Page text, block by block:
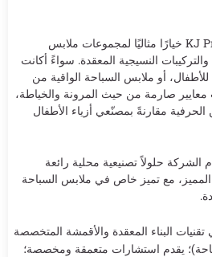
تُعدّ شركة KJ Production House خيارًا مثاليًا لمجموعات ملابس
النسيجية المعقدة. سواءً أكانت
أو ملابس السباحة الواقية من
صارمة من حيث المرونة والخياطة،
الحرفية مقارنةً بمصنّعي أزياء الأطفال
الشركة حلولاً تصنيعية محلية رائعة
مع تميز خاص في ملابس السباحة
البناء المعقدة والأقمشة المتخصصة
يقدم استشارات متعمقة ومخصصة؛